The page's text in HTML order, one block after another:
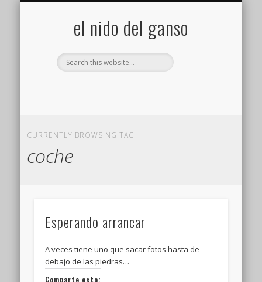
el nido del ganso
CURRENTLY BROWSING TAG
coche
Esperando arrancar
A veces tiene uno que sacar fotos hasta de
debajo de las piedras…
Comparte esto: